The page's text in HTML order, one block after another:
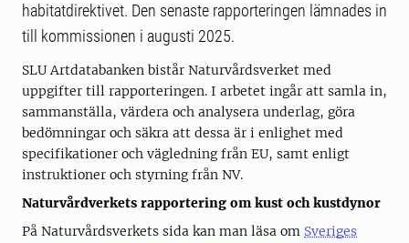
habitatdirektivet. Den senaste rapporteringen lämnades in
till kommissionen i augusti 2025.
SLU Artdatabanken bistår Naturvårdsverket med
uppgifter till rapporteringen. I arbetet ingår att samla in,
sammanställa, värdera och analysera underlag, göra
bedömningar och säkra att dessa är i enlighet med
specifikationer och vägledning från EU, samt enligt
instruktioner och styrning från NV.
Naturvårdverkets rapportering om kust och kustdynor
På Naturvårdsverkets sida kan man läsa om Sveriges